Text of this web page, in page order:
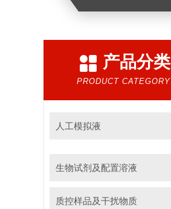
产品分类
PRODUCT CATEGORY
人工模拟液
生物试剂及配置溶液
质控样品及干扰物质